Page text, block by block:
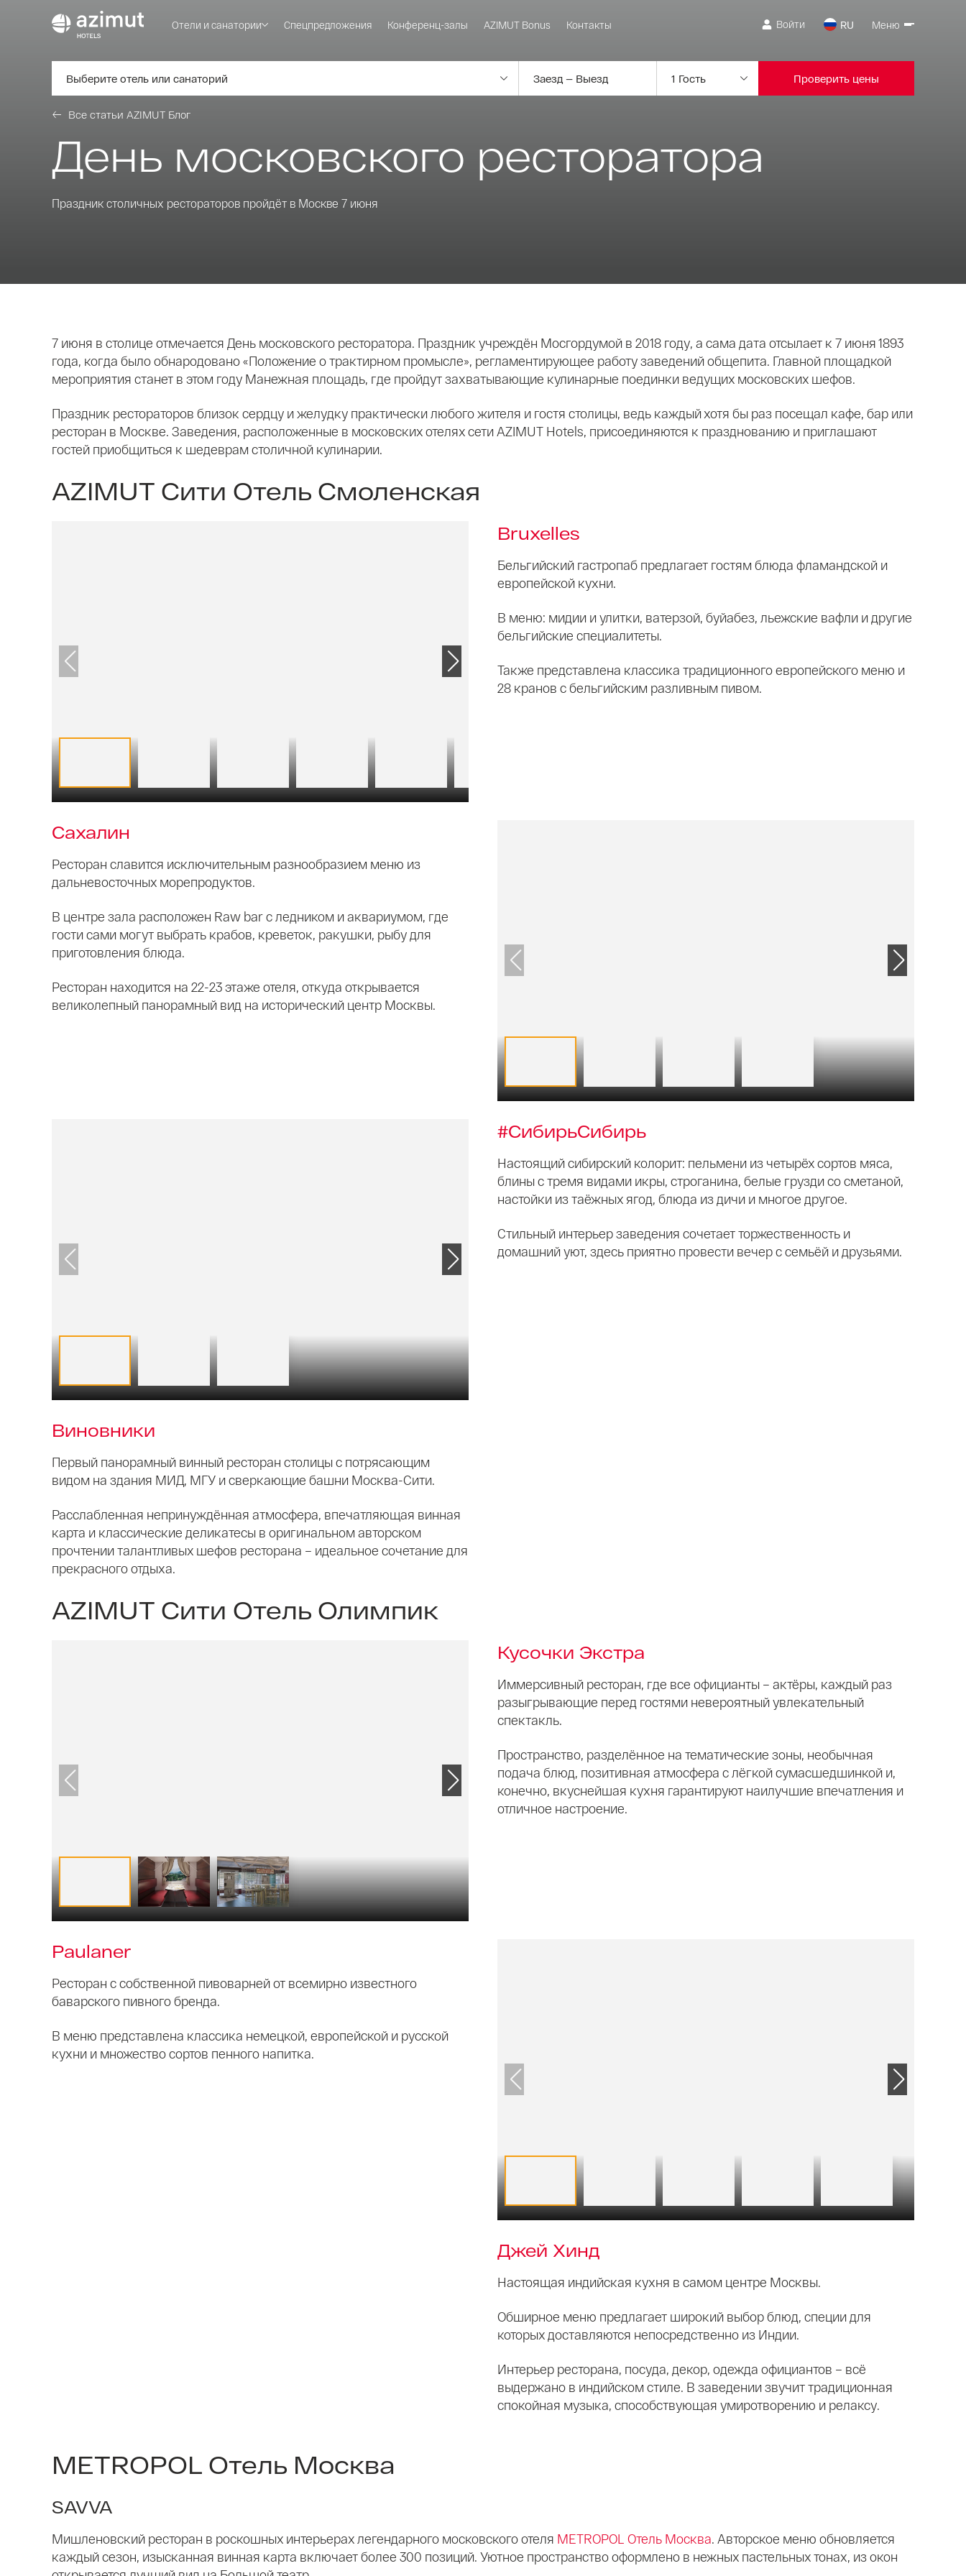
Отели и санатории Спецпредложения Конференц-залы AZIMUT Bonus Контакты Войти RU Меню
Выберите отель или санаторий Проверить цены
Все статьи AZIMUT Блог
День московского ресторатора
Праздник столичных рестораторов пройдёт в Москве 7 июня
7 июня в столице отмечается День московского ресторатора. Праздник учреждён Мосгордумой в 2018 году, а сама дата отсылает к 7 июня 1893
года, когда было обнародовано «Положение о трактирном промысле», регламентирующее работу заведений общепита. Главной площадкой
мероприятия станет в этом году Манежная площадь, где пройдут захватывающие кулинарные поединки ведущих московских шефов.
Праздник рестораторов близок сердцу и желудку практически любого жителя и гостя столицы, ведь каждый хотя бы раз посещал кафе, бар или
ресторан в Москве. Заведения, расположенные в московских отелях сети AZIMUT Hotels, присоединяются к празднованию и приглашают
гостей приобщиться к шедеврам столичной кулинарии.
AZIMUT Сити Отель Смоленская
Bruxelles
Бельгийский гастропаб предлагает гостям блюда фламандской и
европейской кухни.
В меню: мидии и улитки, ватерзой, буйабез, льежские вафли и другие
бельгийские специалитеты.
Также представлена классика традиционного европейского меню и
28 кранов с бельгийским разливным пивом.
Сахалин
Ресторан славится исключительным разнообразием меню из
дальневосточных морепродуктов.
В центре зала расположен Raw bar c ледником и аквариумом, где
гости сами могут выбрать крабов, креветок, ракушки, рыбу для
приготовления блюда.
Ресторан находится на 22-23 этаже отеля, откуда открывается
великолепный панорамный вид на исторический центр Москвы.
#СибирьСибирь
Настоящий сибирский колорит: пельмени из четырёх сортов мяса,
блины с тремя видами икры, строганина, белые грузди со сметаной,
настойки из таёжных ягод, блюда из дичи и многое другое.
Стильный интерьер заведения сочетает торжественность и
домашний уют, здесь приятно провести вечер с семьёй и друзьями.
Виновники
Первый панорамный винный ресторан столицы с потрясающим
видом на здания МИД, МГУ и сверкающие башни Москва-Сити.
Расслабленная непринуждённая атмосфера, впечатляющая винная
карта и классические деликатесы в оригинальном авторском
прочтении талантливых шефов ресторана – идеальное сочетание для
прекрасного отдыха.
AZIMUT Сити Отель Олимпик
Кусочки Экстра
Иммерсивный ресторан, где все официанты – актёры, каждый раз
разыгрывающие перед гостями невероятный увлекательный
спектакль.
Пространство, разделённое на тематические зоны, необычная
подача блюд, позитивная атмосфера с лёгкой сумасшедшинкой и,
конечно, вкуснейшая кухня гарантируют наилучшие впечатления и
отличное настроение.
Paulaner
Ресторан с собственной пивоварней от всемирно известного
баварского пивного бренда.
В меню представлена классика немецкой, европейской и русской
кухни и множество сортов пенного напитка.
Джей Хинд
Настоящая индийская кухня в самом центре Москвы.
Обширное меню предлагает широкий выбор блюд, специи для
которых доставляются непосредственно из Индии.
Интерьер ресторана, посуда, декор, одежда официантов – всё
выдержано в индийском стиле. В заведении звучит традиционная
спокойная музыка, способствующая умиротворению и релаксу.
METROPOL Отель Москва
SAVVA
Мишленовский ресторан в роскошных интерьерах легендарного московского отеля METROPOL Отель Москва. Авторское меню обновляется
каждый сезон, изысканная винная карта включает более 300 позиций. Уютное пространство оформлено в нежных пастельных тонах, из окон